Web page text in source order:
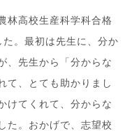
高校生産科学科合格
。最初は先生に、分か
、先生から「分からな
て、とても助かりまし
けてくれて、分からな
た。おかげで、志望校